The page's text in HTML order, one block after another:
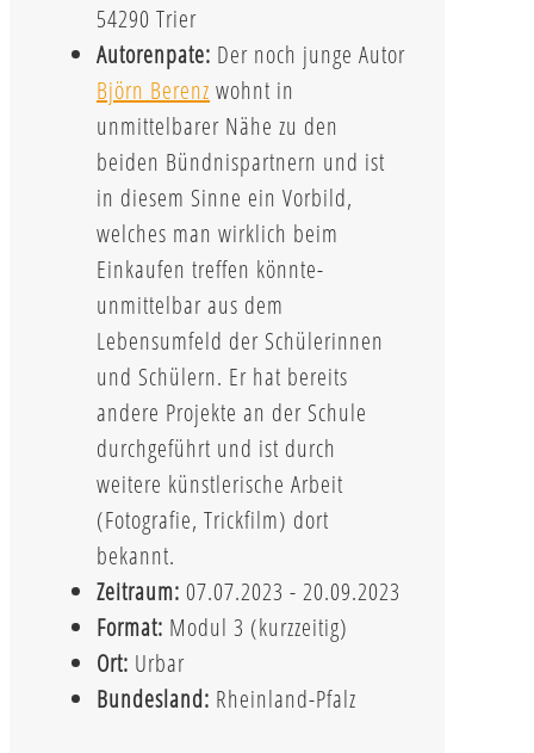
54290 Trier
Autorenpate: Der noch junge Autor
Björn Berenz wohnt in
unmittelbarer Nähe zu den
beiden Bündnispartnern und ist
in diesem Sinne ein Vorbild,
welches man wirklich beim
Einkaufen treffen könnte-
unmittelbar aus dem
Lebensumfeld der Schülerinnen
und Schülern. Er hat bereits
andere Projekte an der Schule
durchgeführt und ist durch
weitere künstlerische Arbeit
(Fotografie, Trickfilm) dort
bekannt.
Zeitraum: 07.07.2023 - 20.09.2023
Format: Modul 3 (kurzzeitig)
Ort: Urbar
Bundesland: Rheinland-Pfalz